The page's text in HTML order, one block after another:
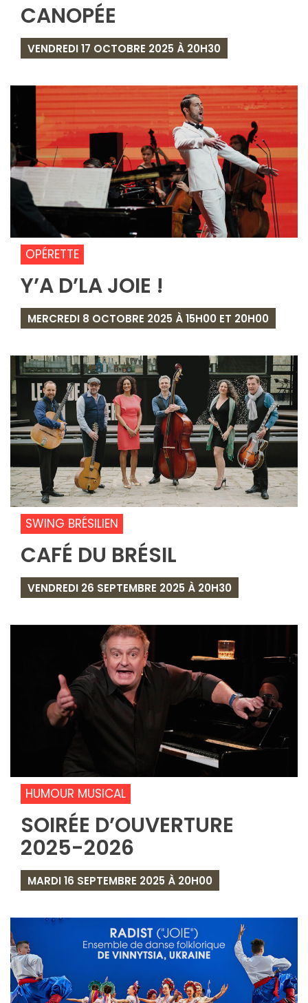
CANOPÉE
VENDREDI 17 OCTOBRE 2025 À 20H30
OPÉRETTE
Y’A D’LA JOIE !
MERCREDI 8 OCTOBRE 2025 À 15H00 ET 20H00
SWING BRÉSILIEN
CAFÉ DU BRÉSIL
VENDREDI 26 SEPTEMBRE 2025 À 20H30
HUMOUR MUSICAL
SOIRÉE D’OUVERTURE
2025-2026
MARDI 16 SEPTEMBRE 2025 À 20H00